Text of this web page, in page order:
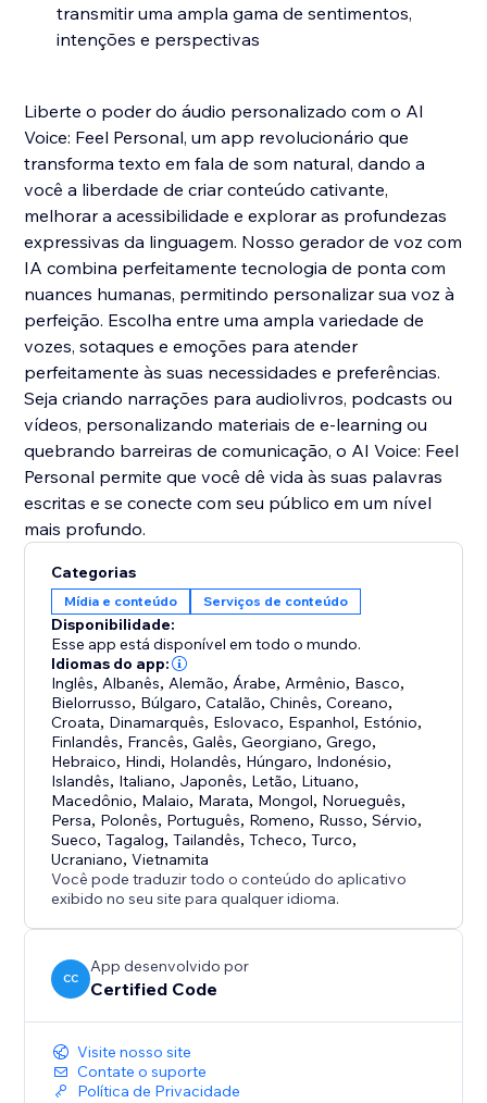
transmitir uma ampla gama de sentimentos,
intenções e perspectivas
Liberte o poder do áudio personalizado com o AI
Voice: Feel Personal, um app revolucionário que
transforma texto em fala de som natural, dando a
você a liberdade de criar conteúdo cativante,
melhorar a acessibilidade e explorar as profundezas
expressivas da linguagem. Nosso gerador de voz com
IA combina perfeitamente tecnologia de ponta com
nuances humanas, permitindo personalizar sua voz à
perfeição. Escolha entre uma ampla variedade de
vozes, sotaques e emoções para atender
perfeitamente às suas necessidades e preferências.
Seja criando narrações para audiolivros, podcasts ou
vídeos, personalizando materiais de e-learning ou
quebrando barreiras de comunicação, o AI Voice: Feel
Personal permite que você dê vida às suas palavras
escritas e se conecte com seu público em um nível
mais profundo.
Categorias
Mídia e conteúdo Serviços de conteúdo
Disponibilidade:
Esse app está disponível em todo o mundo.
Idiomas do app:
Inglês, Albanês, Alemão, Árabe, Armênio, Basco,
Bielorrusso, Búlgaro,Catalão,Chinês,Coreano,
Croata, Dinamarquês, Eslovaco, Espanhol, Estónio,
Finlandês, Francês,Galês,Georgiano,Grego,
Hebraico, Hindi, Holandês, Húngaro, Indonésio,
Islandês, Italiano, Japonês, Letão, Lituano,
Macedônio, Malaio, Marata, Mongol, Norueguês,
Persa, Polonês, Português, Romeno, Russo,Sérvio,
Sueco,Tagalog,Tailandês,Tcheco,Turco,
Ucraniano,Vietnamita
Você pode traduzir todo o conteúdo do aplicativo
exibido no seu site para qualquer idioma.
CC
App desenvolvido por
Certified Code
Visite nosso site
Contate o suporte
Política de Privacidade